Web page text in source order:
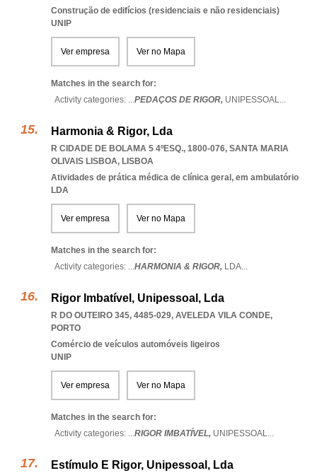
Construção de edifícios (residenciais e não residenciais)
UNIP
Ver empresa Ver no Mapa
Matches in the search for:
Activity categories: ...PEDAÇOS DE RIGOR, UNIPESSOAL...
Harmonia & Rigor, Lda
R CIDADE DE BOLAMA 5 4ºESQ., 1800-076, SANTA MARIA
OLIVAIS LISBOA, LISBOA
Atividades de prática médica de clínica geral, em ambulatório
LDA
Ver empresa Ver no Mapa
Matches in the search for:
Activity categories: ...HARMONIA & RIGOR, LDA...
Rigor Imbatível, Unipessoal, Lda
R DO OUTEIRO 345, 4485-029, AVELEDA VILA CONDE,
PORTO
Comércio de veículos automóveis ligeiros
UNIP
Ver empresa Ver no Mapa
Matches in the search for:
Activity categories: ...RIGOR IMBATÍVEL, UNIPESSOAL...
Estímulo E Rigor, Unipessoal, Lda